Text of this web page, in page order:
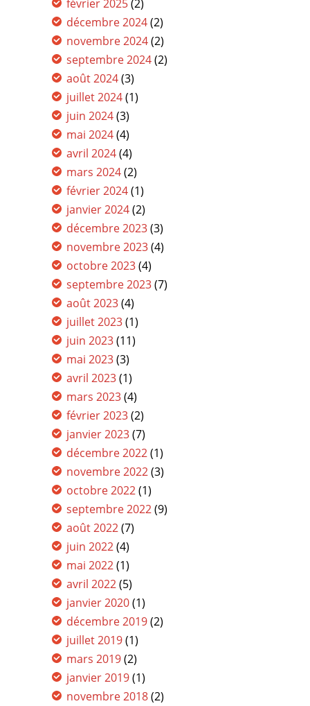
février 2025(2)
décembre 2024(2)
novembre 2024(2)
septembre 2024(2)
août 2024(3)
juillet 2024(1)
juin 2024(3)
mai 2024(4)
avril 2024(4)
mars 2024(2)
février 2024(1)
janvier 2024(2)
décembre 2023(3)
novembre 2023(4)
octobre 2023(4)
septembre 2023(7)
août 2023(4)
juillet 2023(1)
juin 2023(11)
mai 2023(3)
avril 2023(1)
mars 2023(4)
février 2023(2)
janvier 2023(7)
décembre 2022(1)
novembre 2022(3)
octobre 2022(1)
septembre 2022(9)
août 2022(7)
juin 2022(4)
mai 2022(1)
avril 2022(5)
janvier 2020(1)
décembre 2019(2)
juillet 2019(1)
mars 2019(2)
janvier 2019(1)
novembre 2018(2)